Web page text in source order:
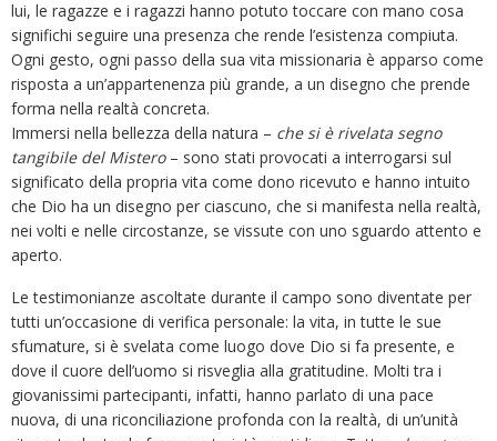
lui, le ragazze e i ragazzi hanno potuto toccare con mano cosa
significhi seguire una presenza che rende l’esistenza compiuta.
Ogni gesto, ogni passo della sua vita missionaria è apparso come
risposta a un’appartenenza più grande, a un disegno che prende
forma nella realtà concreta.
Immersi nella bellezza della natura – che si è rivelata segno
tangibile del Mistero– sono stati provocati a interrogarsi sul
significato della propria vita come dono ricevuto e hanno intuito
che Dio ha un disegno per ciascuno, che si manifesta nella realtà,
nei volti e nelle circostanze, se vissute con uno sguardo attento e
aperto.
Le testimonianze ascoltate durante il campo sono diventate per
tutti un’occasione di verifica personale: la vita, in tutte le sue
sfumature, si è svelata come luogo dove Dio si fa presente, e
dove il cuore dell’uomo si risveglia alla gratitudine. Molti tra i
giovanissimi partecipanti, infatti, hanno parlato di una pace
nuova, di una riconciliazione profonda con la realtà, di un’unità